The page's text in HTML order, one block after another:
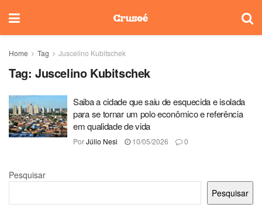
Home Tag Juscelino Kubitschek
Tag: Juscelino Kubitschek
Saiba a cidade que saiu de esquecida e isolada
para se tornar um polo econômico e referência
em qualidade de vida
PorJúlio Nesi 10/05/2026 0
Pesquisar
Pesquisar